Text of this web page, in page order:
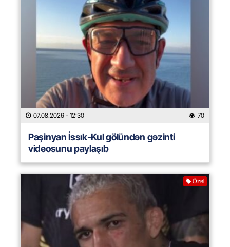
07.08.2026 - 12:30 70
Paşinyan İssık-Kul gölündən gəzinti
videosunu paylaşıb
Özəl